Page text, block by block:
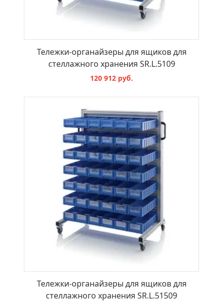
Тележки-органайзеры для ящиков для
стеллажного хранения SR.L.5109
120 912 руб.
Тележки-органайзеры для ящиков для
стеллажного хранения SR.L.51509